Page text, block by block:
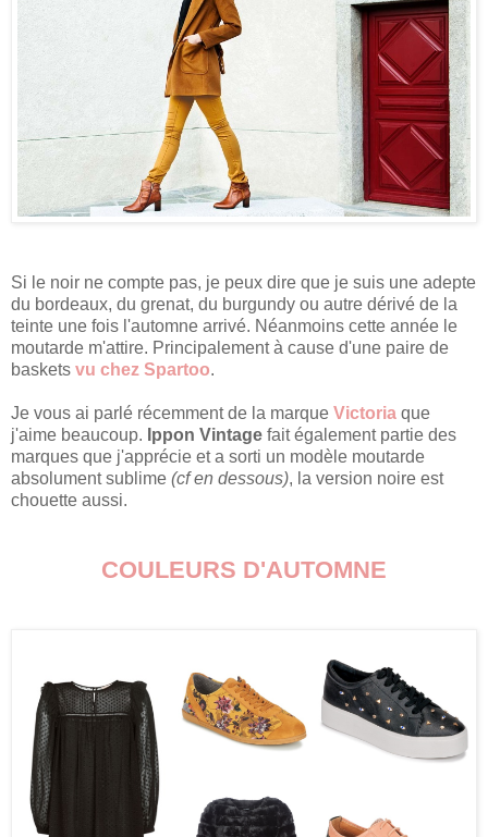
Si le noir ne compte pas, je peux dire que je suis une adepte
du bordeaux, du grenat, du burgundy ou autre dérivé de la
teinte une fois l'automne arrivé. Néanmoins cette année le
moutarde m'attire. Principalement à cause d'une paire de
baskets vu chez Spartoo.
Je vous ai parlé récemment de la marque Victoria que
j'aime beaucoup. Ippon Vintage fait également partie des
marques que j'apprécie et a sorti un modèle moutarde
absolument sublime (cf en dessous), la version noire est
chouette aussi.
COULEURS D'AUTOMNE